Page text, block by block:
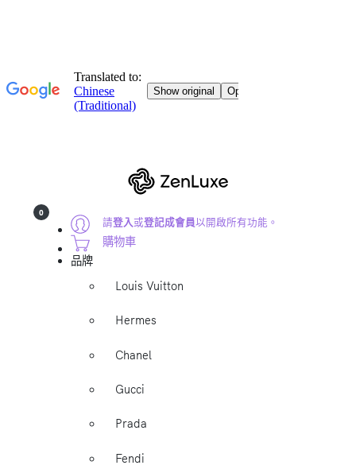
請登入或登記成會員以開啟所有功能。
0
購物車
品牌
Louis Vuitton
Hermes
Chanel
Gucci
Prada
Fendi